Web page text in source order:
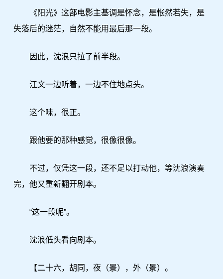
《阳光》这部电影主基调是怀念，是怅然若失，是
失落后的迷茫，自然不能用最后那一段。
因此，沈浪只拉了前半段。
江文一边听着，一边不住地点头。
这个味，很正。
跟他要的那种感觉，很像很像。
不过，仅凭这一段，还不足以打动他，等沈浪演奏
完，他又重新翻开剧本。
“这一段呢”。
沈浪低头看向剧本。
【二十六，胡同，夜（景），外（景）。